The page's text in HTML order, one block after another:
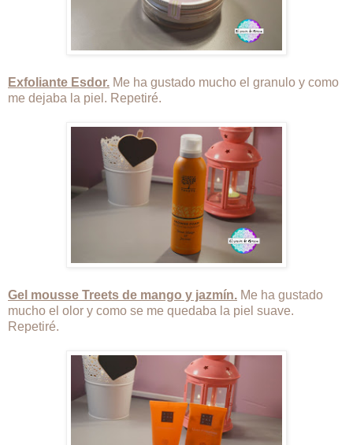
Exfoliante Esdor. Me ha gustado mucho el granulo y como
me dejaba la piel. Repetiré.
Gel mousse Treets de mango y jazmín. Me ha gustado
mucho el olor y como se me quedaba la piel suave.
Repetiré.